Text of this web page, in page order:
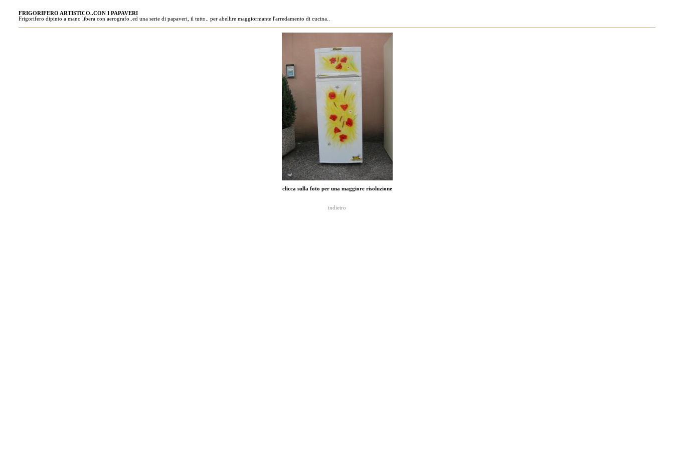
FRIGORIFERO ARTISTICO..CON I PAPAVERI
Frigorifero dipinto a mano libera con aerografo..ed una serie di papaveri, il tutto.. per abellire maggiormante l'arredamento di cucina..
clicca sulla foto per una maggiore risoluzione
indietro